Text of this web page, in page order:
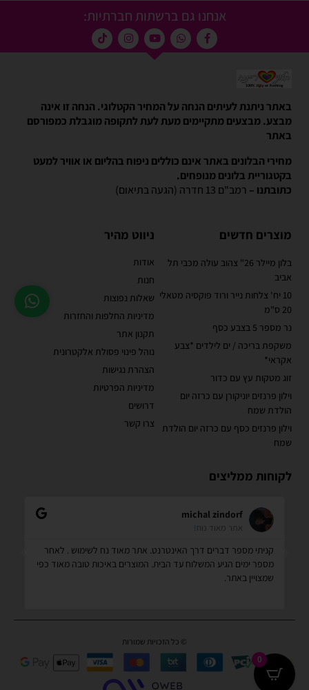
אנחנו גם ברשתות חברתיות:
באתר ניתנת לעיתים הנחה על המחיר הקטלוגי. הנחה זו אינה
מבצע. מבצעים מתקיימים מעת לעת לתקופה מוגבלת כמפורסם
באתר
מחירי הבלונים באתר אינם כוללים ניפוח בהליום או אוויר למעט
בקטגוריית בלונים מנופחים.
כתובתנו – רמב"ם 13 חדרה (הגעה בתיאום)
מוצרים חדשים
בלון מיילר 26" צהוב עולה מכבי תל
אביב
10 יח' צלחות נייר ורוד פוקסיה מטאלי
20 ס"מ
נר מספר 5 בצבע כסף
משקפת בריכה / ים לילדים *צבע
אקראי*
זוג מטקות עץ עם כדור
וילון פרנזים יוניקורן עם כרזה יום
הולדת שמח
וילון פרנזים כסף עם כרזה יום הולדת
שמח
ניווט מהיר
אודות
חנות
שאלות נפוצות
מדיניות החלפות והחזרות
תקנון אתר
נוהל פינוי פסולת אלקטרונית
הצהרת נגישות
מדיניות הפרטיות
דרושים
צרו קשר
לקוחות ממליצים
michal zindorf
אתר מאוד נוח!
קניתי מספר דברים דרך האינטרנט. אתר מאוד נח לשימוש . לאחר
מספר ימים הגיע המשלוח עד הבית. המוצרים באיכות טובה מאוד כפי
שמצויין באתר.
© כל הזכויות שמורות
0